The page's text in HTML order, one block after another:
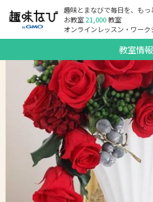
趣味とまなびで毎日を、もっ
お教室21,000教室
オンラインレッスン・ワー
教室情報